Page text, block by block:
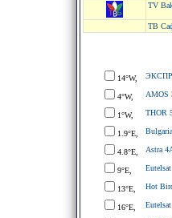
TV
ТВ
14°W,
4°W, AMOS
1°W, THOR
1.9°E,
4.8°E, Astra
9°E,
13°E, Hot
16°E,